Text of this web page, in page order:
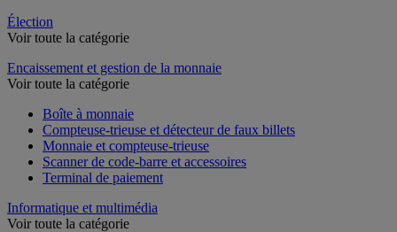
Élection
Voir toute la catégorie
Encaissement et gestion de la monnaie
Voir toute la catégorie
Boîte à monnaie
Compteuse-trieuse et détecteur de faux billets
Monnaie et compteuse-trieuse
Scanner de code-barre et accessoires
Terminal de paiement
Informatique et multimédia
Voir toute la catégorie